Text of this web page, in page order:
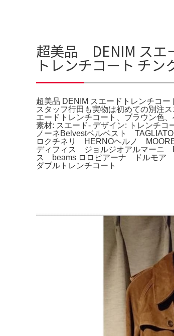
超美品 DENIM スエ
トレンチコート チン
超美品 DENIM スエードトレンチコ
スタッフ行田も実物は初めての別注
エードトレンチコート、ブラウン色
素材: スエード- デザイン: トレンチ
ノーネBelvestベルベスト
ロクチネリ HERNOヘルノ
ディフィス ジョルジオアルマー
ス beams ロロピアーナ ドルモア
ダブルトレンチコート